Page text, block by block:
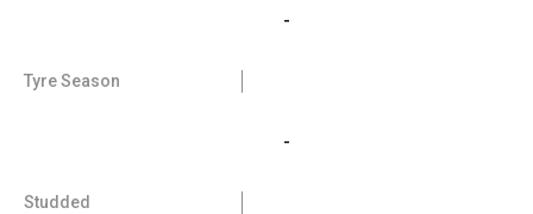
-
Tyre Season
-
Studded